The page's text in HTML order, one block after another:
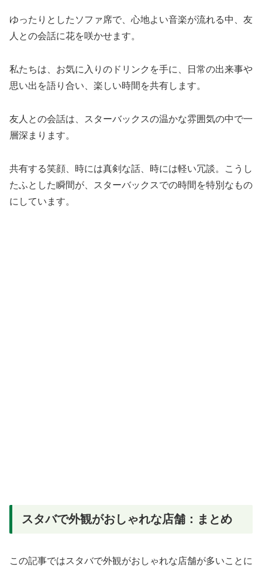
ゆったりとしたソファ席で、心地よい音楽が流れる中、友
人との会話に花を咲かせます。
私たちは、お気に入りのドリンクを手に、日常の出来事や
思い出を語り合い、楽しい時間を共有します。
友人との会話は、スターバックスの温かな雰囲気の中で一
層深まります。
共有する笑顔、時には真剣な話、時には軽い冗談。こうし
たふとした瞬間が、スターバックスでの時間を特別なもの
にしています。
スタバで外観がおしゃれな店舗：まとめ
この記事ではスタバで外観がおしゃれな店舗が多いことに